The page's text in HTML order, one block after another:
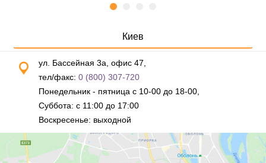
Киев
ул. Бассейная 3а, офис 47,
тел/факс: 0 (800) 307-720
Понедельник - пятница с 10-00 до 18-00,
Суббота: с 11:00 до 17:00
Воскресенье: выходной